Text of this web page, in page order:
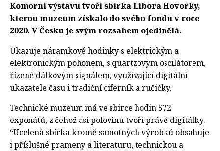
Komorní výstavu tvoří sbírka Libora Hovorky,
kterou muzeum získalo do svého fondu v roce
2020. V Česku je svým rozsahem ojedinělá.
Ukazuje náramkové hodinky s elektrickým a
elektronickým pohonem, s quartzovým oscilátorem,
řízené dálkovým signálem, využívající digitální
ukazatele času i tradiční ciferník a ručičky.
Technické muzeum má ve sbírce hodin 572
exponátů, z čehož asi polovinu tvoří právě digitálky.
“Ucelená sbírka kromě samotných výrobků obsahuje
i příslušné prameny a literaturu, technickou a